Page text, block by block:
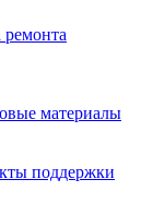
ремонта
материалы
поддержки